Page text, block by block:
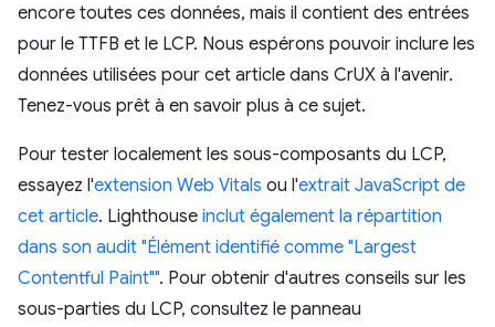
encore toutes ces données, mais il contient des entrées
pour le TTFB et le LCP. Nous espérons pouvoir inclure les
données utilisées pour cet article dans CrUX à l'avenir.
Tenez-vous prêt à en savoir plus à ce sujet.
Pour tester localement les sous-composants du LCP,
essayez l'extension Web Vitals ou l'extrait JavaScript de
cet article. Lighthouse inclut également la répartition
dans son audit "Élément identifié comme "Largest
Contentful Paint"". Pour obtenir d'autres conseils sur les
sous-parties du LCP, consultez le panneau